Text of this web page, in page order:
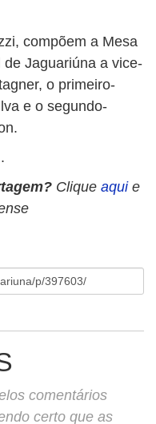
compõem a Mesa
Jaguariúna a vice-
o primeiro-
e o segundo-
Clique aqui e
comentários
certo que as